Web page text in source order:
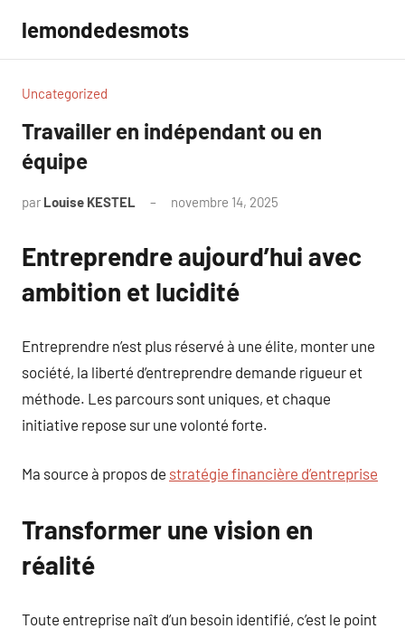
contenu
lemondedesmots
Uncategorized
Travailler en indépendant ou en
équipe
par Louise KESTEL novembre 14, 2025
Entreprendre aujourd’hui avec
ambition et lucidité
Entreprendre n’est plus réservé à une élite, monter une
société, la liberté d’entreprendre demande rigueur et
méthode. Les parcours sont uniques, et chaque
initiative repose sur une volonté forte.
Ma source à propos de stratégie financière d’entreprise
Transformer une vision en
réalité
Toute entreprise naît d’un besoin identifié, c’est le point